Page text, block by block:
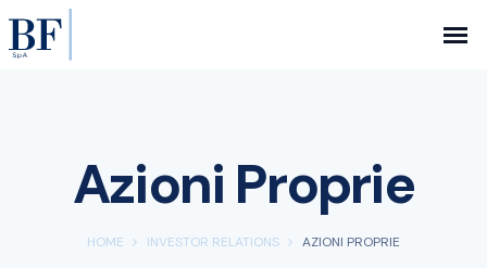
Azioni Proprie
HOME INVESTOR RELATIONS AZIONI PROPRIE